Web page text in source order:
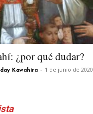
¿por qué dudar?
Kawahira - 1 de junio de 2020